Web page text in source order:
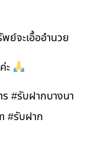
ย์จะเอื้ออำนวย
ะ
#รับฝากบางนา
#รับฝาก